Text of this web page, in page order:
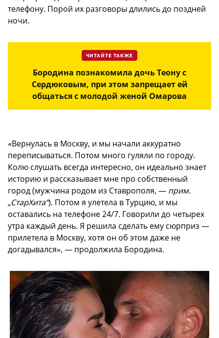
телефону. Порой их разговоры длились до поздней
ночи.
ЧИТАЙТЕ ТАКЖЕ
Бородина познакомила дочь Теону с
Сердюковым, при этом запрещает ей
общаться с молодой женой Омарова
«Вернулась в Москву, и мы начали аккуратно
переписываться. Потом много гуляли по городу.
Колю слушать всегда интересно, он идеально знает
историю и рассказывает мне про собственный
город (мужчина родом из Ставрополя, — прим.
„СтарХита“). Потом я улетела в Турцию, и мы
оставались на телефоне 24/7. Говорили до четырех
утра каждый день. Я решила сделать ему сюрприз —
прилетела в Москву, хотя он об этом даже не
догадывался», — продолжила Бородина.